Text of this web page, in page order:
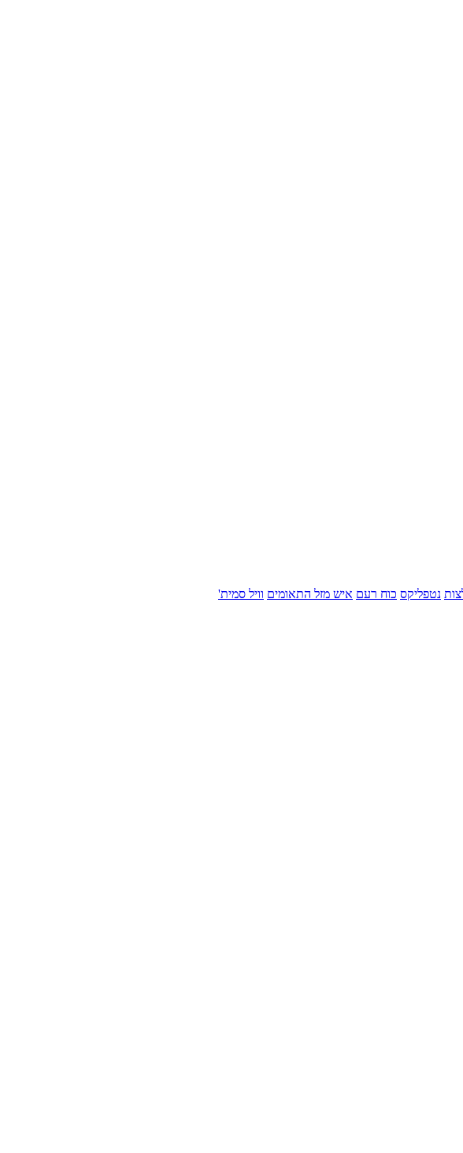
נטפליקס כוח רעם איש מזל התאומים וויל סמית'